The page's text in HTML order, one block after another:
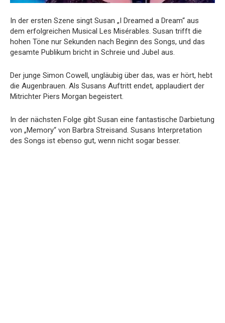
In der ersten Szene singt Susan „I Dreamed a Dream“ aus
dem erfolgreichen Musical Les Misérables. Susan trifft die
hohen Töne nur Sekunden nach Beginn des Songs, und das
gesamte Publikum bricht in Schreie und Jubel aus.
Der junge Simon Cowell, ungläubig über das, was er hört, hebt
die Augenbrauen. Als Susans Auftritt endet, applaudiert der
Mitrichter Piers Morgan begeistert.
In der nächsten Folge gibt Susan eine fantastische Darbietung
von „Memory“ von Barbra Streisand. Susans Interpretation
des Songs ist ebenso gut, wenn nicht sogar besser.